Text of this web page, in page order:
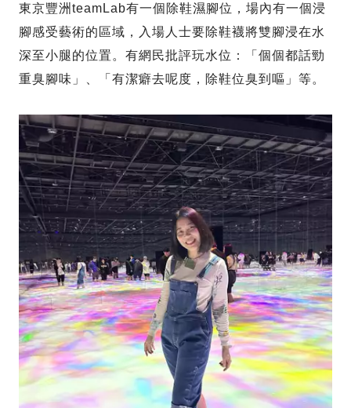
東京豐洲teamLab有一個除鞋濕腳位，場內有一個浸
腳感受藝術的區域，入場人士要除鞋襪將雙腳浸在水
深至小腿的位置。有網民批評玩水位：「個個都話勁
重臭腳味」、「有潔癖去呢度，除鞋位臭到嘔」等。